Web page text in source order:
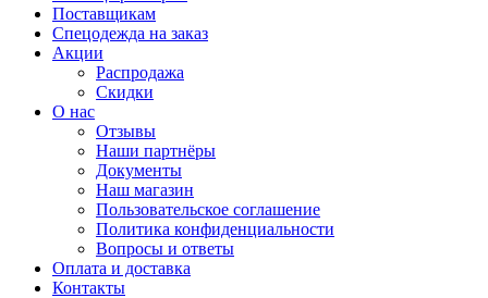
Поставщикам
Спецодежда на заказ
Акции
Распродажа
Скидки
О нас
Отзывы
Наши партнёры
Документы
Наш магазин
Пользовательское соглашение
Политика конфиденциальности
Вопросы и ответы
Оплата и доставка
Контакты